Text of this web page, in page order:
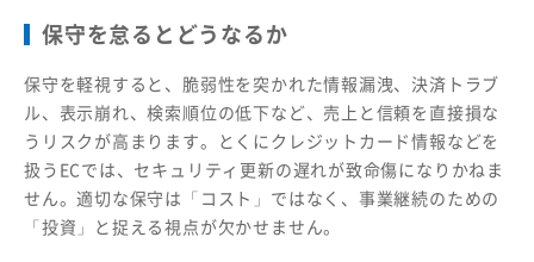
保守を怠るとどうなるか
保守を軽視すると、脆弱性を突かれた情報漏洩、決済トラブ
ル、表示崩れ、検索順位の低下など、売上と信頼を直接損な
うリスクが高まります。とくにクレジットカード情報などを
扱うECでは、セキュリティ更新の遅れが致命傷になりかねま
せん。適切な保守は「コスト」ではなく、事業継続のための
「投資」と捉える視点が欠かせません。